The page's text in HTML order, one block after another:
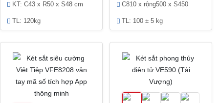
KT: C43 x R50 x S48 cm
TL: 120kg
C810 x rộng500 x S450
TL: 100 ± 5 kg